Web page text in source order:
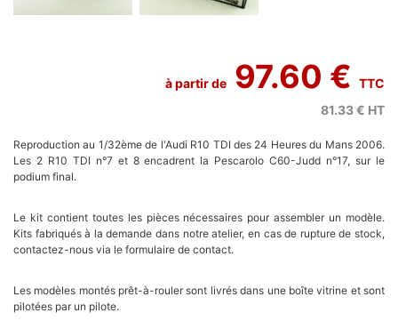
à partir de 97.60 € TTC
81.33 € HT
Reproduction au 1/32ème de l'Audi R10 TDI des 24 Heures du Mans 2006.
Les 2 R10 TDI n°7 et 8 encadrent la Pescarolo C60-Judd n°17, sur le
podium final.
Le kit contient toutes les pièces nécessaires pour assembler un modèle.
Kits fabriqués à la demande dans notre atelier, en cas de rupture de stock,
contactez-nous via le formulaire de contact.
Les modèles montés prêt-à-rouler sont livrés dans une boîte vitrine et sont
pilotées par un pilote.